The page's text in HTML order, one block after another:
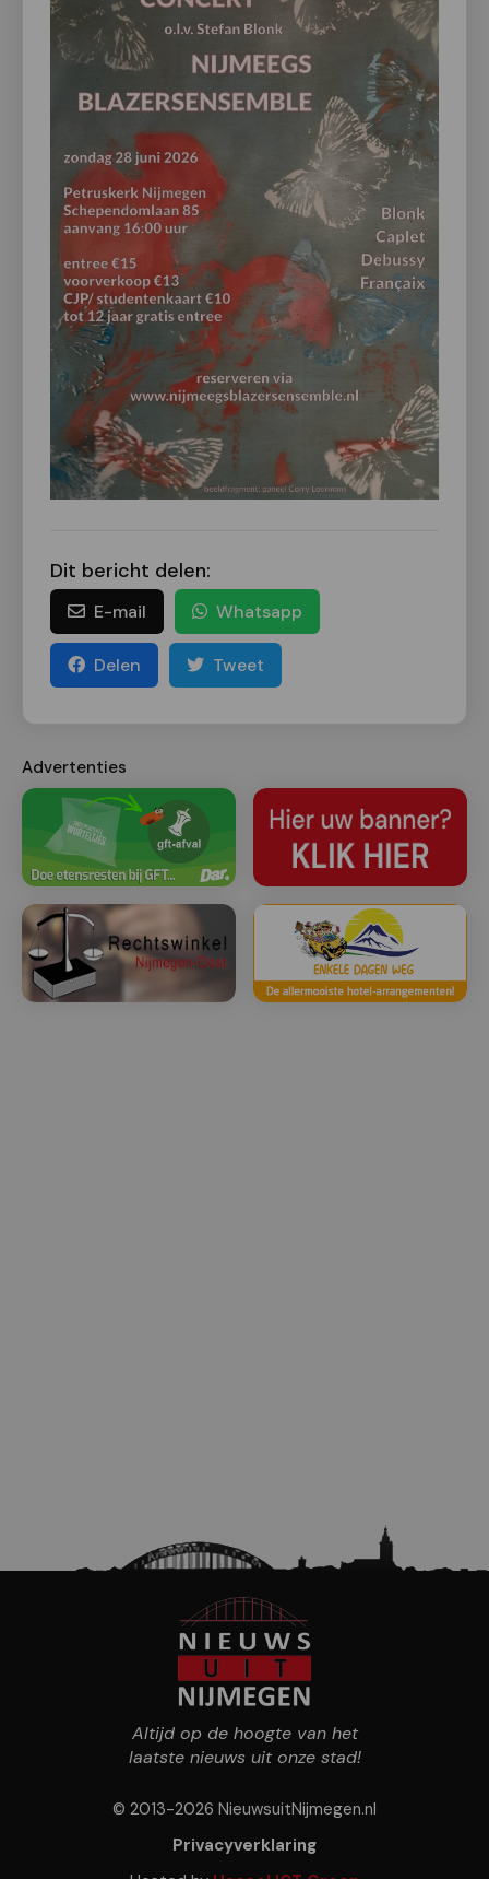
Dit bericht delen:
E-mail Whatsapp
Delen Tweet
Advertenties
Altijd op de hoogte van het
laatste nieuws uit onze stad!
© 2013-2026 NieuwsuitNijmegen.nl
Privacyverklaring